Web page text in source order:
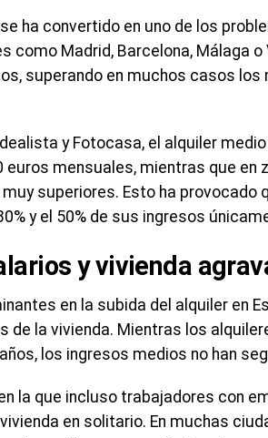
ha convertido en uno de los
como Madrid, Barcelona, Málaga
superando en muchos casos los
y Fotocasa, el alquiler
euros mensuales, mientras que en
superiores. Esto ha provocado
y el 50% de sus ingresos
y vivienda
en la subida del alquiler en
de la vivienda. Mientras los
los ingresos medios no han
la que incluso trabajadores con
en solitario. En muchas